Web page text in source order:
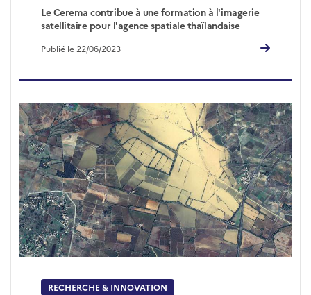
Le Cerema contribue à une formation à l'imagerie
satellitaire pour l'agence spatiale thaïlandaise
Publié le 22/06/2023
RECHERCHE & INNOVATION